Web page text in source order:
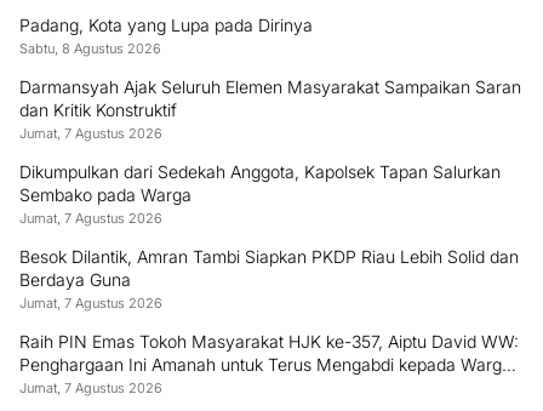
Padang, Kota yang Lupa pada Dirinya
Sabtu, 8 Agustus 2026
Darmansyah Ajak Seluruh Elemen Masyarakat Sampaikan Saran
dan Kritik Konstruktif
Jumat, 7 Agustus 2026
Dikumpulkan dari Sedekah Anggota, Kapolsek Tapan Salurkan
Sembako pada Warga
Jumat, 7 Agustus 2026
Besok Dilantik, Amran Tambi Siapkan PKDP Riau Lebih Solid dan
Berdaya Guna
Jumat, 7 Agustus 2026
Raih PIN Emas Tokoh Masyarakat HJK ke-357, Aiptu David WW:
Penghargaan Ini Amanah untuk Terus Mengabdi kepada Warga
Padang
Jumat, 7 Agustus 2026